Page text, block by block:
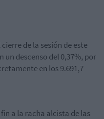
de la sesión de este
descenso del 0,37%, por
en los 9.691,7
a la racha alcista de las